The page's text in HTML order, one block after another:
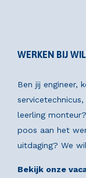
WERKEN BIJ
Ben jij engineer,
leerling
poos aan het
uitdaging? We
Bekijk onze